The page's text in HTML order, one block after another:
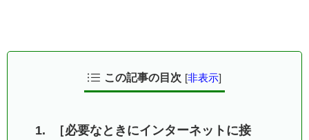
この記事の目次 [非表示]
［必要なときにインターネットに接